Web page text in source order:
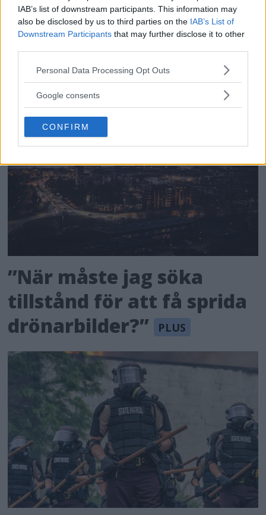
IAB’s list of downstream participants. This information may
also be disclosed by us to third parties on the IAB’s List of
Downstream Participants that may further disclose it to other
Please note that this website/app uses one or more Google
not limited to your visit or usage behaviour. You may click to
use your data for below specified purposes in below Google
consent section.
Personal Data Processing Opt Outs
Google consents
CONFIRM
Förbund: "Omöjlig lag
stoppar drönarbilder"
ANNONS
”När måste jag söka
tillstånd för att få sprida
drönarbilder?”